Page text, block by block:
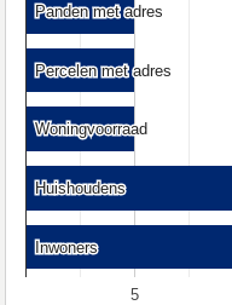
5
Panden met adres
Panden met adres
Percelen met adres
Percelen met adres
Woningvoorraad
Woningvoorraad
Huishoudens
Huishoudens
Inwoners
Inwoners